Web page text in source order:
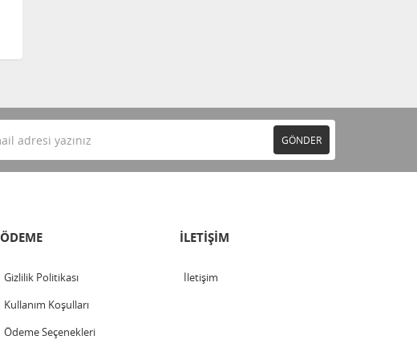
GÖNDER
ÖDEME
Gizlilik Politikası
Kullanım Koşulları
Ödeme Seçenekleri
İLETİŞİM
İletişim